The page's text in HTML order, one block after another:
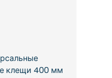
клещи 400 мм